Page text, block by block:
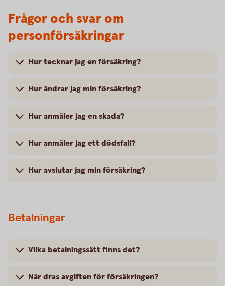
Frågor och svar om
personförsäkringar
Hur tecknar jag en försäkring?
Hur ändrar jag min försäkring?
Hur anmäler jag en skada?
Hur anmäler jag ett dödsfall?
Hur avslutar jag min försäkring?
Betalningar
Vilka betalningssätt finns det?
När dras avgiften för försäkringen?